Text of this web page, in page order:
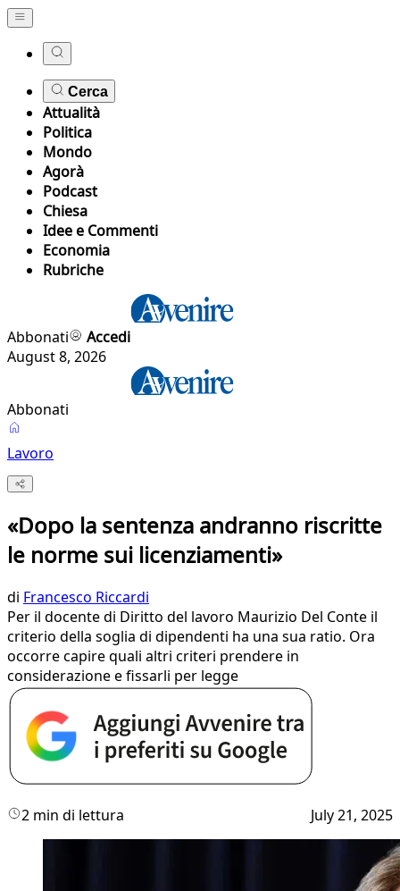
Cerca
Attualità
Politica
Mondo
Agorà
Podcast
Chiesa
Idee e Commenti
Economia
Rubriche
Abbonati
Accedi
August 8, 2026
Abbonati
Lavoro
«Dopo la sentenza andranno riscritte
le norme sui licenziamenti»
di Francesco Riccardi
Per il docente di Diritto del lavoro Maurizio Del Conte il
criterio della soglia di dipendenti ha una sua ratio. Ora
occorre capire quali altri criteri prendere in
considerazione e fissarli per legge
2 min di lettura July 21, 2025